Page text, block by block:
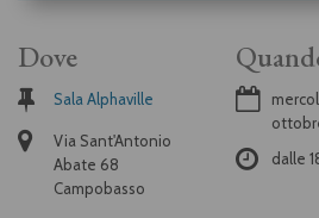
Dove
Sala Alphaville
Via Sant'Antonio
Abate 68
Campobasso
dalle